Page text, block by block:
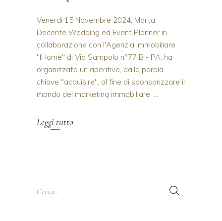
Venerdì 15 Novembre 2024, Marta
Decente Wedding ed Event Planner in
collaborazione con l'Agenzia Immobiliare
"IHome" di Via Sampolo n°77 B - PA, ha
organizzato un aperitivo, dalla parola
chiave "acquisire", al fine di sponsorizzare il
mondo del marketing immobiliare.
Leggi tutto